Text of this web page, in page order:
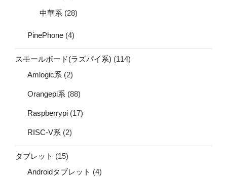
中華系 (28)
PinePhone (4)
スモールボード(ラズパイ系) (114)
Amlogic系 (2)
Orangepi系 (88)
Raspberrypi (17)
RISC-V系 (2)
タブレット (15)
Androidタブレット (4)